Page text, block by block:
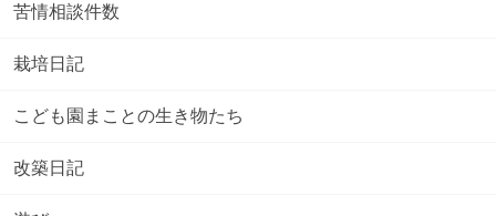
苦情相談件数
栽培日記
こども園まことの生き物たち
改築日記